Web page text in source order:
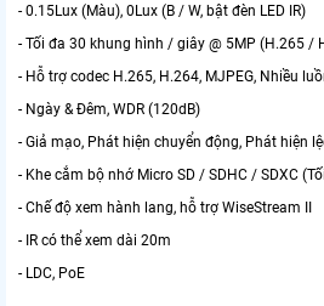
- 0.15Lux (Màu), 0Lux (B / W, bật đèn LED IR)
- Tối đa 30 khung hình / giây @ 5MP (H.265 /
- Hỗ trợ codec H.265, H.264, MJPEG, Nhiều
- Ngày & Đêm, WDR (120dB)
- Giả mạo, Phát hiện chuyển động, Phát hiện
- Khe cắm bộ nhớ Micro SD / SDHC / SDXC
- Chế độ xem hành lang, hỗ trợ WiseStream II
- IR có thể xem dài 20m
- LDC, PoE